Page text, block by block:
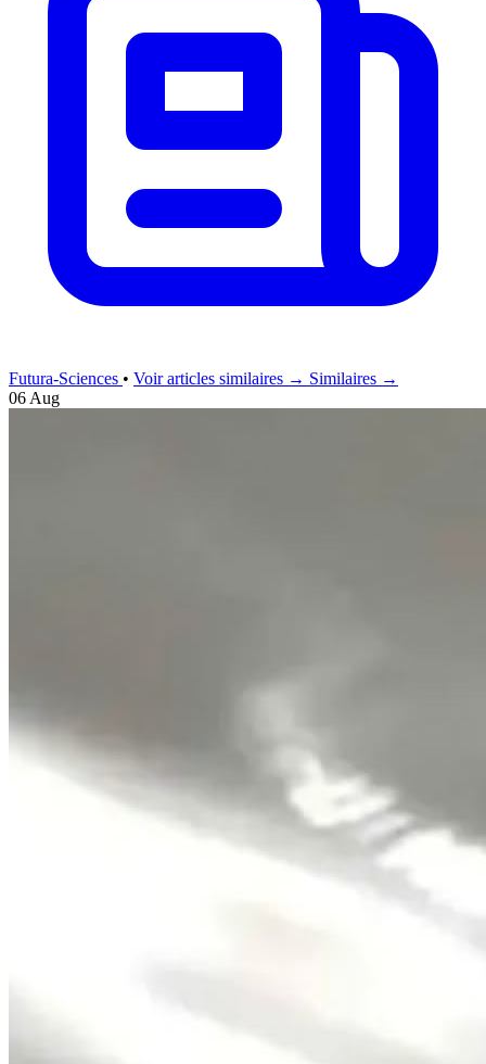
Futura-Sciences • Voir articles similaires → Similaires →
06 Aug